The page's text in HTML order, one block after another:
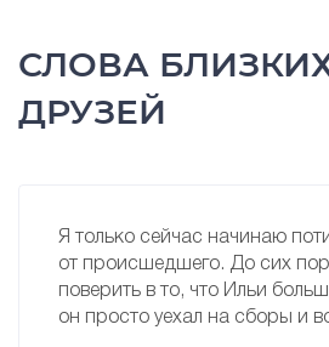
СЛОВА
ДРУЗЕЙ
Я только сейчас начинаю
от происшедшего. До сих пор
поверить в то, что Ильи
он просто уехал на сборы и